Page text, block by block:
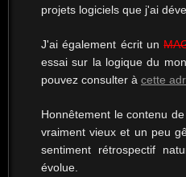
projets logiciels que j'ai
J'ai également écrit un
essai sur la logique du
pouvez consulter à cette
Honnêtement le contenu
vraiment vieux et un peu
sentiment rétrospectif
évolue.